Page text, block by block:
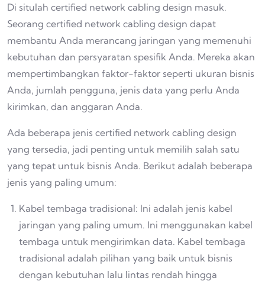
Di situlah certified network cabling design masuk.
Seorang certified network cabling design dapat
membantu Anda merancang jaringan yang memenuhi
kebutuhan dan persyaratan spesifik Anda. Mereka akan
mempertimbangkan faktor-faktor seperti ukuran bisnis
Anda, jumlah pengguna, jenis data yang perlu Anda
kirimkan, dan anggaran Anda.
Ada beberapa jenis certified network cabling design
yang tersedia, jadi penting untuk memilih salah satu
yang tepat untuk bisnis Anda. Berikut adalah beberapa
jenis yang paling umum:
Kabel tembaga tradisional: Ini adalah jenis kabel
jaringan yang paling umum. Ini menggunakan kabel
tembaga untuk mengirimkan data. Kabel tembaga
tradisional adalah pilihan yang baik untuk bisnis
dengan kebutuhan lalu lintas rendah hingga